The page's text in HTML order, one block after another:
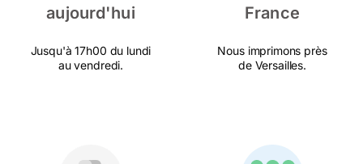
aujourd'hui
Jusqu'à 17h00 du lundi
au vendredi.
France
Nous imprimons près
de Versailles.